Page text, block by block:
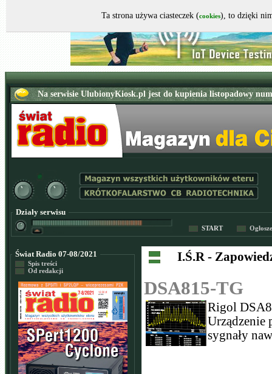
Działy serwisu
START
Świat Radio 07-08/2021
Spis treści
Od redakcji
I.Ś.R -
DSA815-TG
Rigol
Urządzenie
sygnały
Ta strona używa ciasteczek (cookies), to dzięki